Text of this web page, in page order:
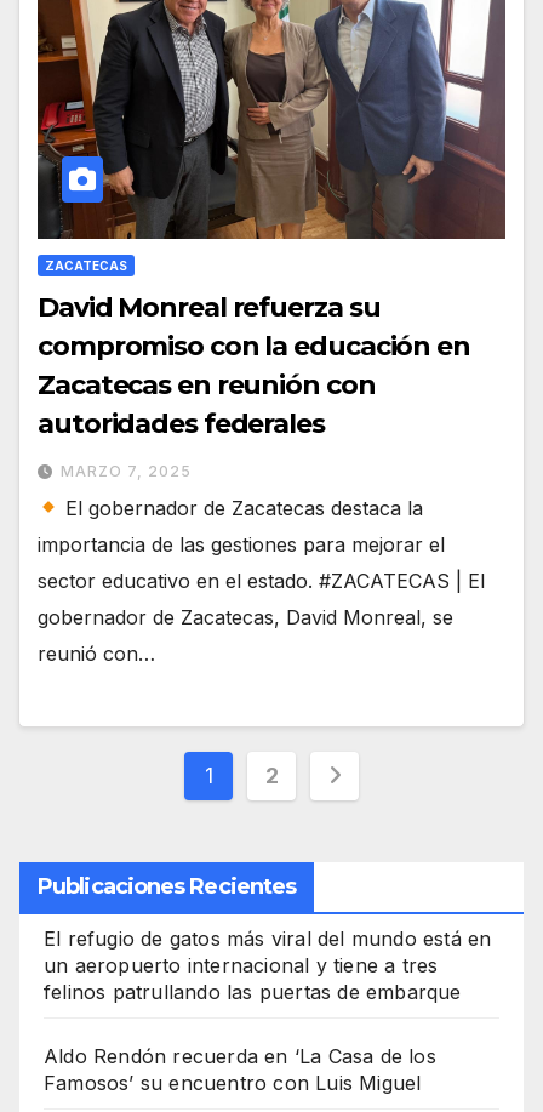
ZACATECAS
David Monreal refuerza su
compromiso con la educación en
Zacatecas en reunión con
autoridades federales
MARZO 7, 2025
El gobernador de Zacatecas destaca la
importancia de las gestiones para mejorar el
sector educativo en el estado. #ZACATECAS | El
gobernador de Zacatecas, David Monreal, se
reunió con…
Paginación
entradas
1 2
Publicaciones Recientes
El refugio de gatos más viral del mundo está en
un aeropuerto internacional y tiene a tres
felinos patrullando las puertas de embarque
Aldo Rendón recuerda en ‘La Casa de los
Famosos’ su encuentro con Luis Miguel